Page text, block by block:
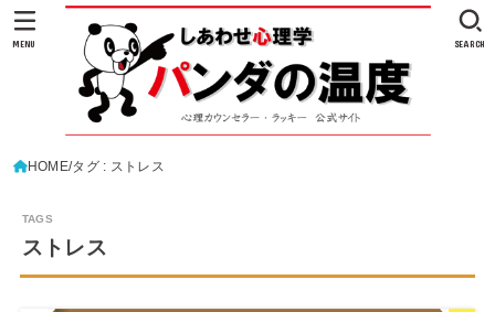
SEARCH
MENU
HOME タグ : ストレス
ストレス